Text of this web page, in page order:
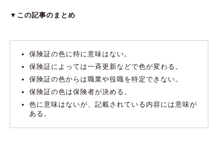
どの保険証
保険証は色ではなく記載された情報に意味があ
る
「保険者番号」からは、公的医療保険の種類
や職業がわかる
▼この記事のまとめ
保険証の色に特に意味はない。
保険証によっては一斉更新などで色が変わる。
保険証の色からは職業や役職を特定できない。
保険証の色は保険者が決める。
色に意味はないが、記載されている内容には意味が
ある。